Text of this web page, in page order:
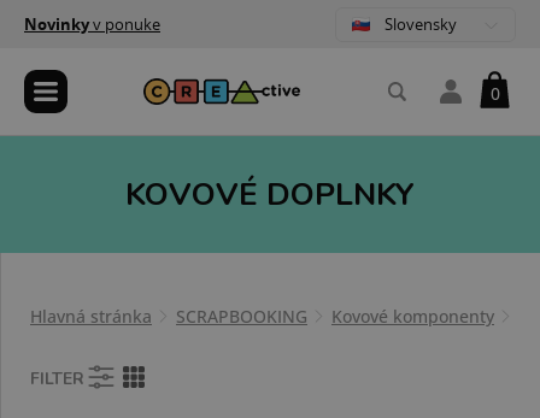
Novinkyv ponuke Slovensky
0
KOVOVÉ DOPLNKY
Hlavná stránka SCRAPBOOKING Kovové komponenty
FILTER